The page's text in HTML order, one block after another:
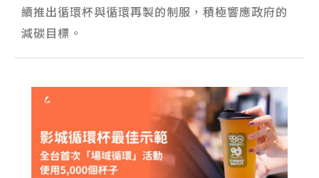
續推出循環杯與循環再製的制服，積極響應政府的
減碳目標。